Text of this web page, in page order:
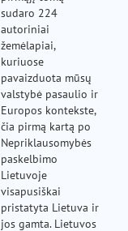
sudaro 224
autoriniai
žemėlapiai,
kuriuose
pavaizduota mūsų
valstybė pasaulio ir
Europos kontekste,
čia pirmą kartą po
Nepriklausomybės
paskelbimo
Lietuvoje
visapusiškai
pristatyta Lietuva ir
jos gamta. Lietuvos